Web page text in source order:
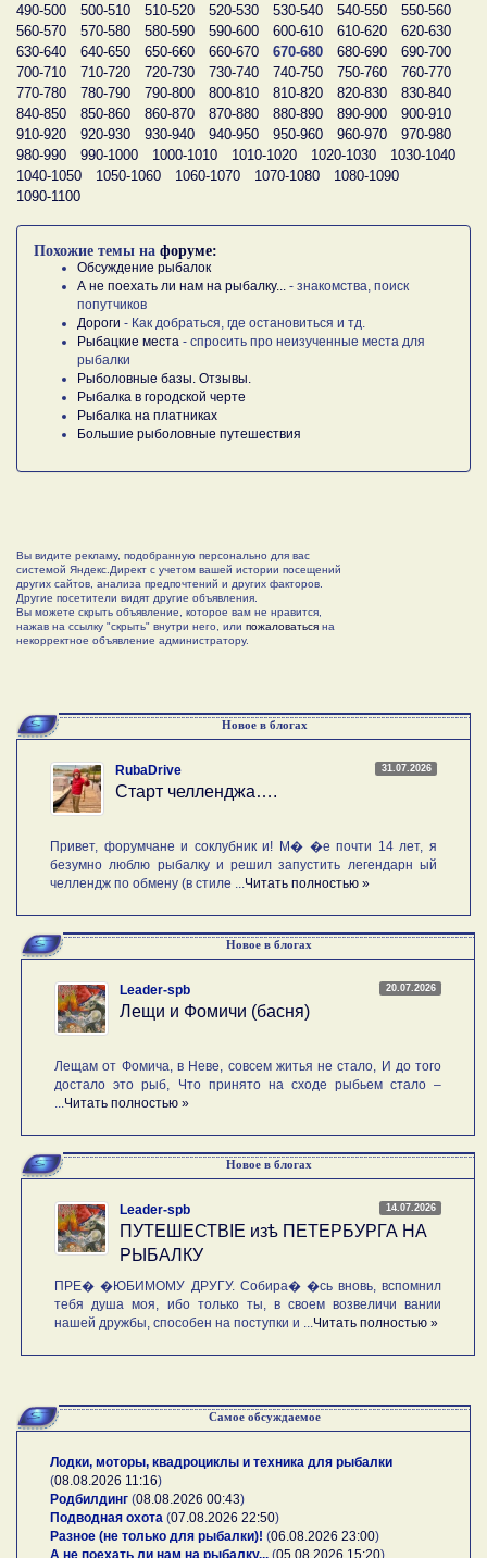
490-500
500-510 510-520 520-530 530-540 540-550
550-560
560-570
570-580 580-590 590-600 600-610 610-620
620-630
630-640
640-650 650-660 660-670 670-680 680-690
690-700
700-710
710-720 720-730 730-740 740-750 750-760
760-770
770-780
780-790 790-800 800-810 810-820 820-830
830-840
840-850
850-860 860-870 870-880 880-890 890-900
900-910
910-920
920-930 930-940 940-950 950-960 960-970
970-980
980-990
990-1000 1000-1010 1010-1020 1020-1030
1030-1040
1040-1050
1050-1060 1060-1070 1070-1080
1080-1090
1090-1100
Похожие темы на форуме:
Обсуждение рыбалок
А не поехать ли нам на рыбалку...
- знакомства, поиск
попутчиков
Дороги - Как добраться, где остановиться и тд.
Рыбацкие места - спросить про неизученные места для
рыбалки
Рыболовные базы. Отзывы.
Рыбалка в городской черте
Рыбалка на платниках
Большие рыболовные путешествия
Вы видите рекламу, подобранную персонально для вас
системой Яндекс.Директ с учетом вашей истории посещений
других сайтов, анализа предпочтений и других факторов.
Другие посетители видят другие объявления.
Вы можете скрыть объявление, которое вам не нравится,
нажав на ссылку "скрыть" внутри него, или пожаловаться на
некорректное объявление администратору.
Новое в блогах
31.07.2026
RubaDrive
Старт челленджа….
Привет, форумчане и соклубник и! М� �е почти 14 лет, я
безумно люблю рыбалку и решил запустить легендарн ый
челлендж по обмену (в стиле ... Читать полностью »
Новое в блогах
20.07.2026
Leader-spb
Лещи и Фомичи (басня)
Лещам от Фомича, в Неве, совсем житья не стало, И до того
достало это рыб, Что принято на сходе рыбьем стало –
Читать полностью »
Новое в блогах
14.07.2026
Leader-spb
ПУТЕШЕСТВIE изѣ ПЕТЕРБУРГА НА
РЫБАЛКУ
ПРЕ� �ЮБИМОМУ ДРУГУ. Собира� �сь вновь, вспомнил
тебя душа моя, ибо только ты, в своем возвеличи вании
нашей дружбы, способен на поступки и ... Читать полностью »
Самое обсуждаемое
Лодки, моторы, квадроциклы и техника для рыбалки
(08.08.2026 11:16)
Родбилдинг (08.08.2026 00:43)
Подводная охота (07.08.2026 22:50)
Разное (не только для рыбалки)! (06.08.2026 23:00)
А не поехать ли нам на рыбалку... (05.08.2026 15:20)